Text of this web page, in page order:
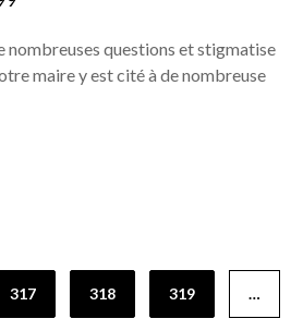
nombreuses questions et stigmatise
maire y est cité à de nombreuse
317 318 319 …